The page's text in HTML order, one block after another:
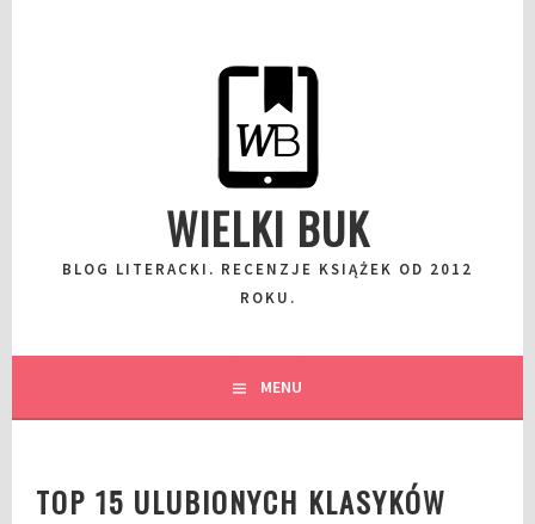
WIELKI BUK
BLOG LITERACKI. RECENZJE KSIĄŻEK OD 2012
ROKU.
MENU
TOP 15 ULUBIONYCH KLASYKÓW